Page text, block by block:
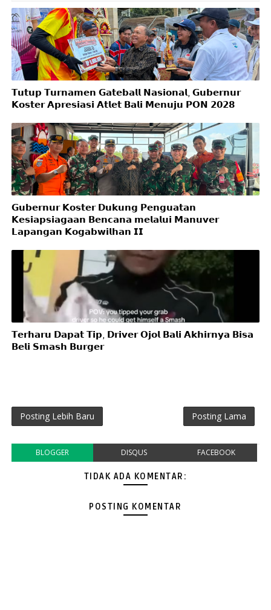
𝗧𝘂𝘁𝘂𝗽 𝗧𝘂𝗿𝗻𝗮𝗺𝗲𝗻 𝗚𝗮𝘁𝗲𝗯𝗮𝗹𝗹 𝗡𝗮𝘀𝗶𝗼𝗻𝗮𝗹, 𝗚𝘂𝗯𝗲𝗿𝗻𝘂𝗿
𝗞𝗼𝘀𝘁𝗲𝗿 𝗔𝗽𝗿𝗲𝘀𝗶𝗮𝘀𝗶 𝗔𝘁𝗹𝗲𝘁 𝗕𝗮𝗹𝗶 𝗠𝗲𝗻𝘂𝗷𝘂 𝗣𝗢𝗡 𝟮𝟬𝟮𝟴
𝗚𝘂𝗯𝗲𝗿𝗻𝘂𝗿 𝗞𝗼𝘀𝘁𝗲𝗿 𝗗𝘂𝗸𝘂𝗻𝗴 𝗣𝗲𝗻𝗴𝘂𝗮𝘁𝗮𝗻
𝗞𝗲𝘀𝗶𝗮𝗽𝘀𝗶𝗮𝗴𝗮𝗮𝗻 𝗕𝗲𝗻𝗰𝗮𝗻𝗮 𝗺𝗲𝗹𝗮𝗹𝘂𝗶 𝗠𝗮𝗻𝘂𝘃𝗲𝗿
𝗟𝗮𝗽𝗮𝗻𝗴𝗮𝗻 𝗞𝗼𝗴𝗮𝗯𝘄𝗶𝗹𝗵𝗮𝗻 𝗜𝗜
𝗧𝗲𝗿𝗵𝗮𝗿𝘂 𝗗𝗮𝗽𝗮𝘁 𝗧𝗶𝗽, 𝗗𝗿𝗶𝘃𝗲𝗿 𝗢𝗷𝗼𝗹 𝗕𝗮𝗹𝗶 𝗔𝗸𝗵𝗶𝗿𝗻𝘆𝗮 𝗕𝗶𝘀𝗮
𝗕𝗲𝗹𝗶 𝗦𝗺𝗮𝘀𝗵 𝗕𝘂𝗿𝗴𝗲𝗿
Posting Lebih Baru Posting Lama
BLOGGER DISQUS FACEBOOK
TIDAK ADA KOMENTAR:
POSTING KOMENTAR